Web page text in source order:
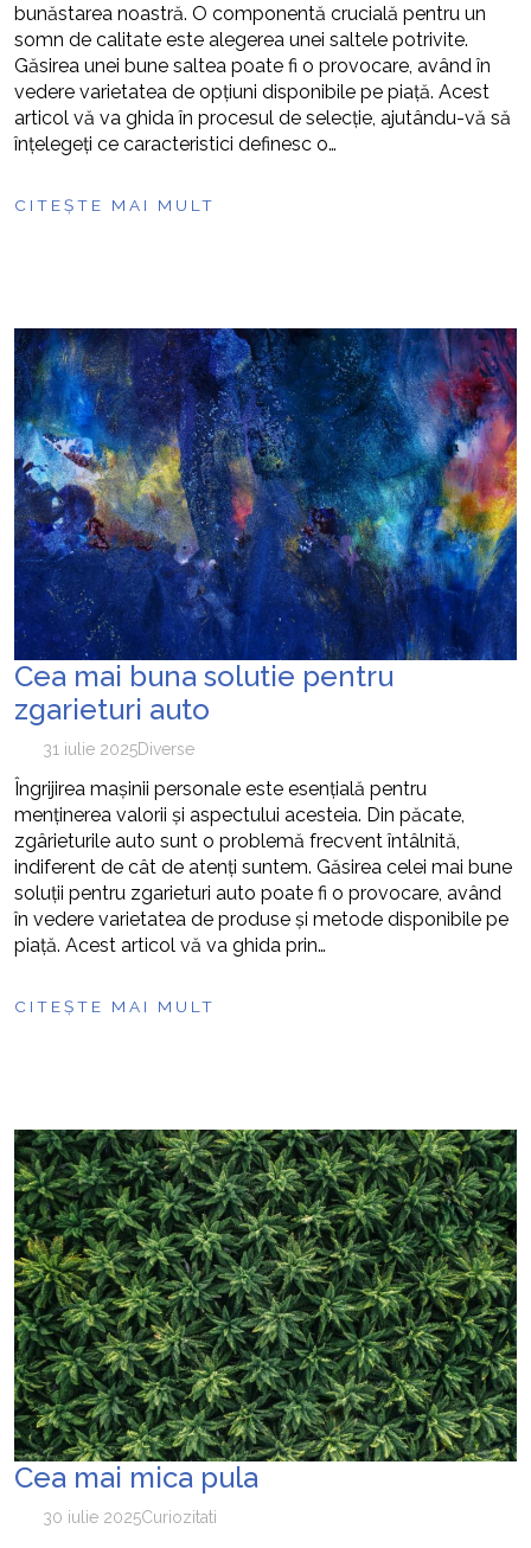
bunăstarea noastră. O componentă crucială pentru un
somn de calitate este alegerea unei saltele potrivite.
Găsirea unei bune saltea poate fi o provocare, având în
vedere varietatea de opțiuni disponibile pe piață. Acest
articol vă va ghida în procesul de selecție, ajutându-vă să
înțelegeți ce caracteristici definesc o…
CITEȘTE MAI MULT
Cea mai buna solutie pentru
zgarieturi auto
31 iulie 2025Diverse
Îngrijirea mașinii personale este esențială pentru
menținerea valorii și aspectului acesteia. Din păcate,
zgârieturile auto sunt o problemă frecvent întâlnită,
indiferent de cât de atenți suntem. Găsirea celei mai bune
soluții pentru zgarieturi auto poate fi o provocare, având
în vedere varietatea de produse și metode disponibile pe
piață. Acest articol vă va ghida prin…
CITEȘTE MAI MULT
Cea mai mica pula
30 iulie 2025Curiozitati